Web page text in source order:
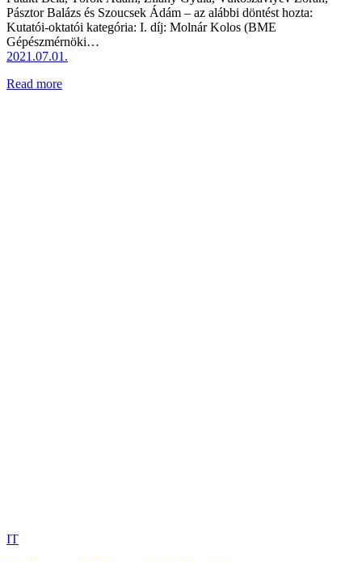
Pásztor Balázs és Szoucsek Ádám – az alábbi döntést hozta:
Kutatói-oktatói kategória: I. díj: Molnár Kolos (BME
Gépészmérnöki…
2021.07.01.
Read more
IT